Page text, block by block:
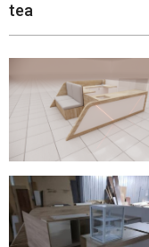
tea
П
Е
К
Т